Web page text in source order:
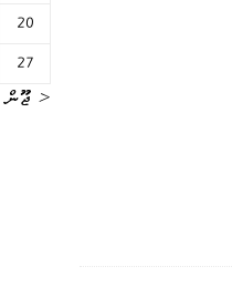
20
27
« ޖޫން